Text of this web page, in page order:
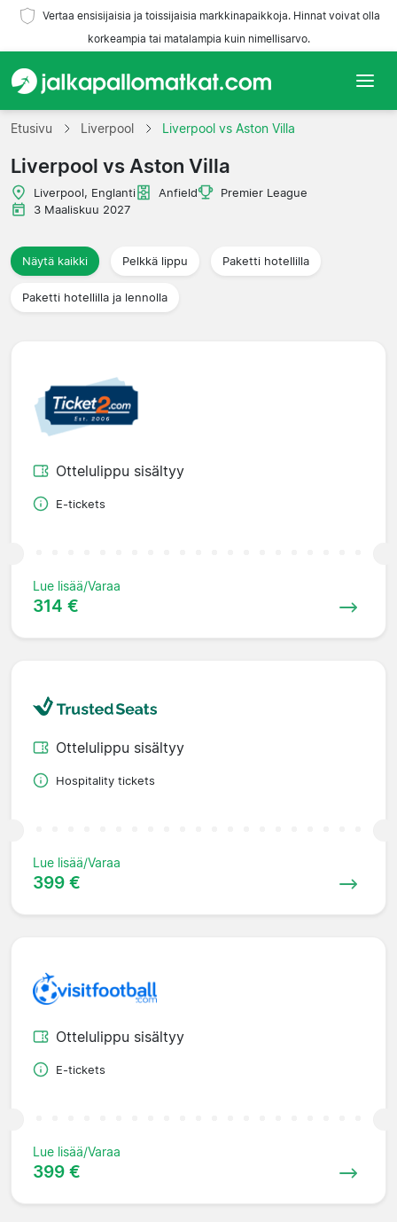
Vertaa ensisijaisia ja toissijaisia markkinapaikkoja. Hinnat voivat olla
korkeampia tai matalampia kuin nimellisarvo.
Etusivu
Joukkueet
Liigat
Matkatoimistoja
Etusivu Liverpool Liverpool vs Aston Villa
Liverpool vs Aston Villa
Liverpool, Englanti Anfield
Premier League
3 Maaliskuu 2027
Näytä kaikki Pelkkä lippu Paketti hotellilla
Paketti hotellilla ja lennolla
Ottelulippu sisältyy
E-tickets
Lue lisää/Varaa
314 €
Ottelulippu sisältyy
Hospitality tickets
Lue lisää/Varaa
399 €
Ottelulippu sisältyy
E-tickets
Lue lisää/Varaa
399 €